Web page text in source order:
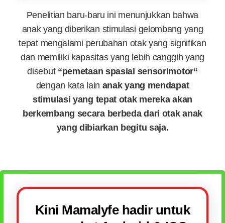
Penelitian baru-baru ini menunjukkan bahwa
anak yang diberikan stimulasi gelombang yang
tepat mengalami perubahan otak yang signifikan
dan memiliki kapasitas yang lebih canggih yang
disebut “pemetaan spasial sensorimotor“
dengan kata lain anak yang mendapat
stimulasi yang tepat otak mereka akan
berkembang secara berbeda dari otak anak
yang dibiarkan begitu saja.
Kini Mamalyfe hadir untuk